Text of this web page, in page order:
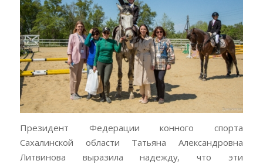
Президент Федерации конного спорта
Сахалинской области Татьяна Александровна
Литвинова выразила надежду, что эти